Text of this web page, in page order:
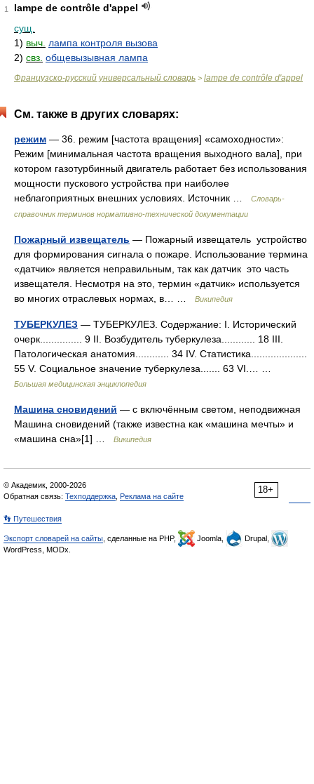
1
lampe de contrôle d'appel
сущ.
1) выч. лампа контроля вызова
2) свз. общевызывная лампа
Французско-русский универсальный словарь > lampe de contrôle d'appel
См. также в других словарях:
режим — 36. режим [частота вращения] «самоходности»:
Режим [минимальная частота вращения выходного вала], при
котором газотурбинный двигатель работает без использования
мощности пускового устройства при наиболее
неблагоприятных внешних условиях. Источник …
Словарь-
справочник терминов нормативно-технической документации
Пожарный извещатель — Пожарный извещатель устройство
для формирования сигнала о пожаре. Использование термина
«датчик» является неправильным, так как датчик это часть
извещателя. Несмотря на это, термин «датчик» используется
во многих отраслевых нормах, в… …
Википедия
ТУБЕРКУЛЕЗ — ТУБЕРКУЛЕЗ. Содержание: I. Исторический
очерк............... 9 II. Возбудитель туберкулеза............ 18 III.
Патологическая анатомия............ 34 IV. Статистика....................
55 V. Социальное значение туберкулеза....... 63 VІ.… …
Большая медицинская энциклопедия
Машина сновидений — с включённым светом, неподвижная
Машина сновидений (также известна как «машина мечты» и
«машина сна»[1] …
Википедия
18+
© Академик, 2000-2026
Обратная связь: Техподдержка Реклама на сайте
👣 Путешествия
Экспорт словарей на сайты , сделанные на PHP, Joomla,
Drupal,
WordPress, MODx.